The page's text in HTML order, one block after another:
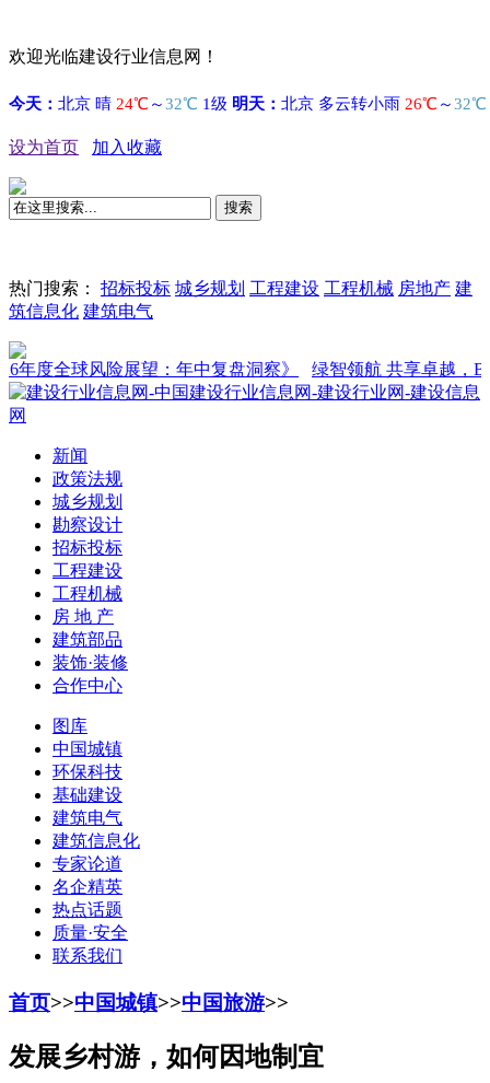
欢迎光临建设行业信息网！
设为首页 加入收藏
搜索
热门搜索： 招标投标 城乡规划 工程建设 工程机械 房地产 建
筑信息化 建筑电气
球风险展望：年中复盘洞察》 绿智领航 共享卓越，BICES
新闻
政策法规
城乡规划
勘察设计
招标投标
工程建设
工程机械
房 地 产
建筑部品
装饰·装修
合作中心
图库
中国城镇
环保科技
基础建设
建筑电气
建筑信息化
专家论道
名企精英
热点话题
质量·安全
联系我们
首页>>中国城镇>>中国旅游>>
发展乡村游，如何因地制宜